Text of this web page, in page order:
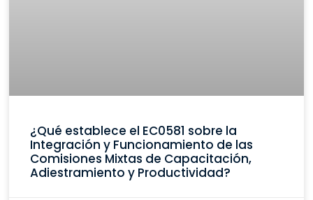
¿Qué establece el EC0581 sobre la
Integración y Funcionamiento de las
Comisiones Mixtas de Capacitación,
Adiestramiento y Productividad?